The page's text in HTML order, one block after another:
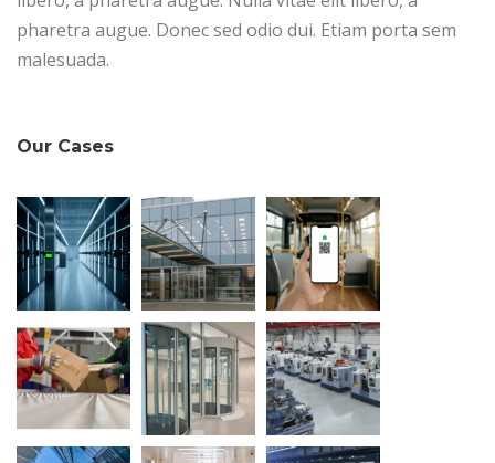
pharetra augue. Donec sed odio dui. Etiam porta sem
malesuada.
Our Cases